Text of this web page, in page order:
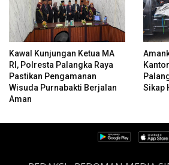
Kawal Kunjungan Ketua MA
RI, Polresta Palangka Raya
Pastikan Pengamanan
Wisuda Purnabakti Berjalan
Aman
Sikap